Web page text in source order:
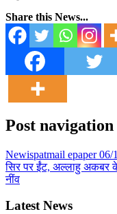
Share this News...
Post navigation
Newispatmail epaper 06/
सिर पर ईंट, अल्लाहु अकबर
नींव
Latest News